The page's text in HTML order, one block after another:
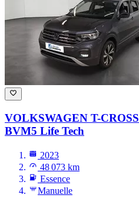
VOLKSWAGEN T-CROSS
BVM5 Life Tech
2023
48 073 km
Essence
Manuelle